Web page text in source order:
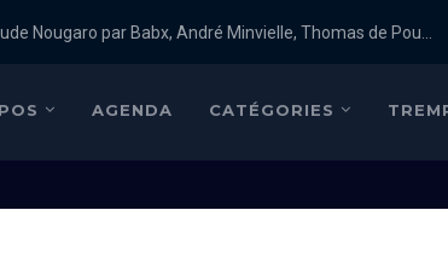
Nougaro par Babx, André Minvielle, Thomas de Pou...
AGENDA CATÉGORIES